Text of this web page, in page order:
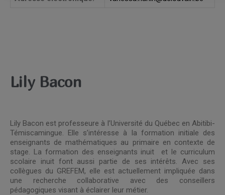
Lily Bacon
Lily Bacon est professeure à l’Université du Québec en Abitibi-
Témiscamingue. Elle s’intéresse à la formation initiale des
enseignants de mathématiques au primaire en contexte de
stage. La formation des enseignants inuit et le curriculum
scolaire inuit font aussi partie de ses intérêts. Avec ses
collègues du GREFEM, elle est actuellement impliquée dans
une recherche collaborative avec des conseillers
pédagogiques visant à éclairer leur métier.